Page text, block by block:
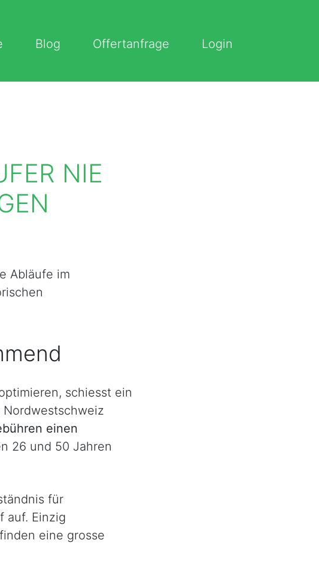
Blog Offertanfrage Login
NIE
Abläufe im
schiesst ein
Nordwestschweiz
einen
26 und 50 Jahren
für
auf. Einzig
eine grosse